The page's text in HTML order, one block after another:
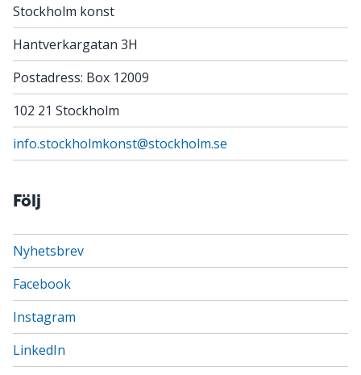
Stockholm konst
Hantverkargatan 3H
Postadress: Box 12009
102 21 Stockholm
info.stockholmkonst@stockholm.se
Följ
Nyhetsbrev
Facebook
Instagram
LinkedIn